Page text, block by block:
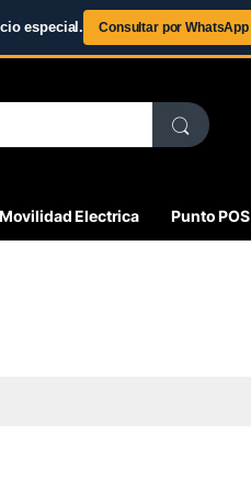
especial. Consultar por WhatsApp
Movilidad Electrica Punto POS